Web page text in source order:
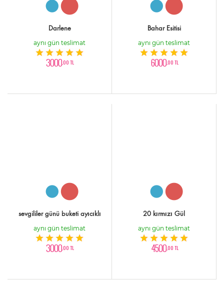
Darlene
aynı gün teslimat
3000,00 TL
Bahar Esitisi
aynı gün teslimat
6000,00 TL
sevgililer günü buketi ayıcıklı
aynı gün teslimat
3000,00 TL
20 kırmızı Gül
aynı gün teslimat
4500,00 TL